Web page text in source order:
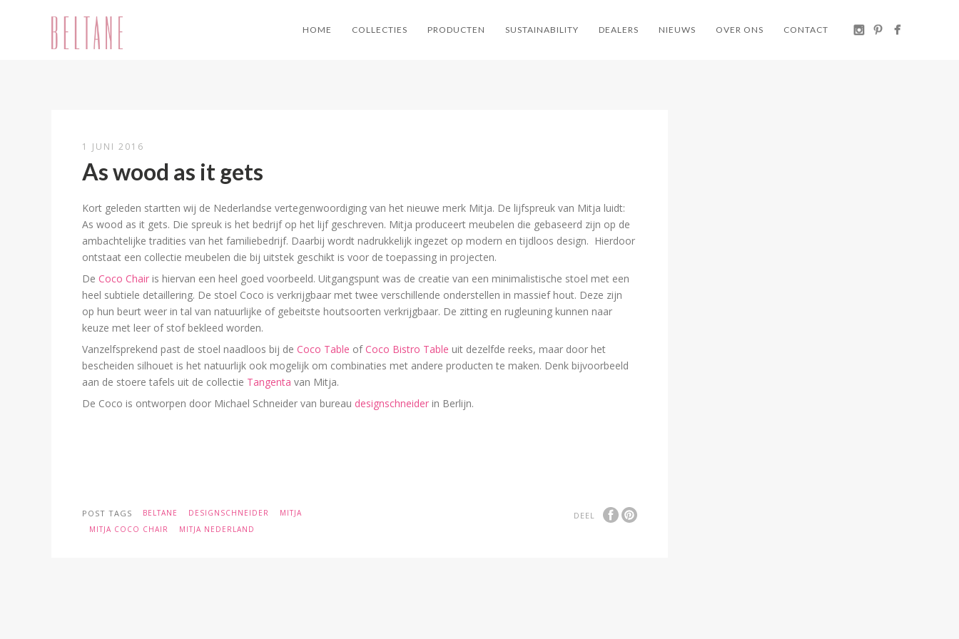
HOME COLLECTIES PRODUCTEN SUSTAINABILITY DEALERS NIEUWS OVER ONS CONTACT
1 JUNI 2016
As wood as it gets
Kort geleden startten wij de Nederlandse vertegenwoordiging van het nieuwe merk Mitja. De lijfspreuk van Mitja luidt:
As wood as it gets. Die spreuk is het bedrijf op het lijf geschreven. Mitja produceert meubelen die gebaseerd zijn op de
ambachtelijke tradities van het familiebedrijf. Daarbij wordt nadrukkelijk ingezet op modern en tijdloos design. Hierdoor
ontstaat een collectie meubelen die bij uitstek geschikt is voor de toepassing in projecten.
DeCoco Chair is hiervan een heel goed voorbeeld. Uitgangspunt was de creatie van een minimalistische stoel met een
heel subtiele detaillering. De stoel Coco is verkrijgbaar met twee verschillende onderstellen in massief hout. Deze zijn
op hun beurt weer in tal van natuurlijke of gebeitste houtsoorten verkrijgbaar. De zitting en rugleuning kunnen naar
keuze met leer of stof bekleed worden.
Vanzelfsprekend past de stoel naadloos bij deCoco Table ofCoco Bistro Table uit dezelfde reeks, maar door het
bescheiden silhouet is het natuurlijk ook mogelijk om combinaties met andere producten te maken. Denk bijvoorbeeld
aan de stoere tafels uit de collectie Tangenta van Mitja.
De Coco is ontworpen door Michael Schneider van bureau designschneider in Berlijn.
DEEL
POST TAGS BELTANE DESIGNSCHNEIDER
MITJA
MITJA COCO CHAIR
MITJA NEDERLAND